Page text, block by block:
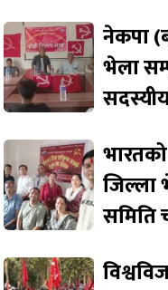
नेकपा
भेला
जिल्ला
समिति